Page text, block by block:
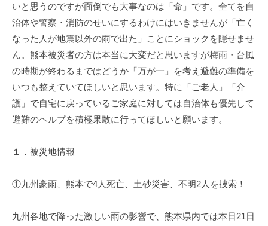
いと思うのですが面倒でも大事なのは「命」です。全てを自
治体や警察・消防のせいにするわけにはいきませんが「亡く
なった人が地震以外の雨で出た」ことにショックを隠せませ
ん。熊本被災者の方は本当に大変だと思いますが梅雨・台風
の時期が終わるまではどうか「万が一」を考え避難の準備を
いつも整えていてほしいと思います。特に「ご老人」「介
護」で自宅に戻っているご家庭に対しては自治体も優先して
避難のヘルプを積極果敢に行ってほしいと願います。
１．被災地情報
①九州豪雨、熊本で4人死亡、土砂災害、不明2人を捜索！
九州各地で降った激しい雨の影響で、熊本県内では本日21日